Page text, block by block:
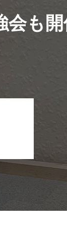
も開